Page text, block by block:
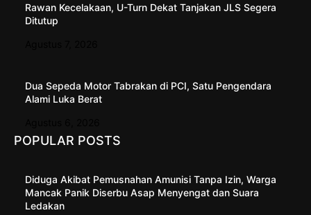
Rawan Kecelakaan, U-Turn Dekat Tanjakan JLS Segera
Ditutup
Dua Sepeda Motor Tabrakan di PCI, Satu Pengendara
Alami Luka Berat
POPULAR POSTS
Diduga Akibat Pemusnahan Amunisi Tanpa Izin, Warga
Mancak Panik Diserbu Asap Menyengat dan Suara
Ledakan